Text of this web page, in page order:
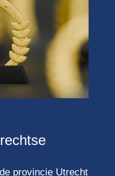
provincie Utrecht